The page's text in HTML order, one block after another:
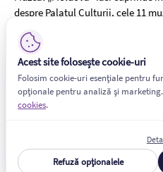
despre Palatul Culturii, cele 11
desfasoara in cadrul Palatului
Platforma permite upgradarea in
telefoane mobile si tablete, intr-
Acest site folosește cookie-uri
Folosim cookie-uri esențiale pentru
opționale pentru analiză și
cookies.
Refuză opționalele